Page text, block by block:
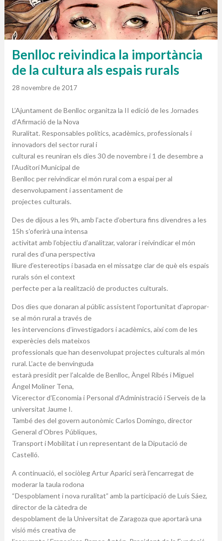
Benlloc reivindica la importància
de la cultura als espais rurals
28 novembre de 2017
L’Ajuntament de Benlloc organitza la II edició de les Jornades
d’Afirmació de la Nova
Ruralitat. Responsables polítics, acadèmics, professionals i
innovadors del sector rural i
cultural es reuniran els dies 30 de novembre i 1 de desembre a
l’Auditori Municipal de
Benlloc per reivindicar el món rural com a espai per al
desenvolupament i assentament de
projectes culturals.
Des de dijous a les 9h, amb l’acte d’obertura fins divendres a les
15h s’oferirà una intensa
activitat amb l’objectiu d’analitzar, valorar i reivindicar el món
rural des d’una perspectiva
lliure d’estereotips i basada en el missatge clar de què els espais
rurals són el context
perfecte per a la realització de productes culturals.
Dos dies que donaran al públic assistent l’oportunitat d’apropar-
se al món rural a través de
les intervencions d’investigadors i acadèmics, així com de les
experècies dels mateixos
professionals que han desenvolupat projectes culturals al món
rural. L’acte de benvinguda
estarà presidit per l’alcalde de Benlloc, Àngel Ribés i Miguel
Ángel Moliner Tena,
Vicerector d’Economia i Personal d’Administració i Serveis de la
universitat Jaume I.
També des del govern autonòmic Carlos Domingo, director
General d’Obres Públiques,
Transport i Mobilitat i un representant de la Diputació de
Castelló.
A continuació, el sociòleg Artur Aparici serà l’encarregat de
moderar la taula rodona
“Despoblament i nova ruralitat” amb la participació de Luís Sáez,
director de la càtedra de
despoblament de la Universitat de Zaragoza que aportarà una
visió més creativa de